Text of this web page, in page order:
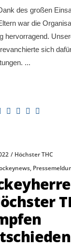
des großen
war die
hervorragend.
sich
Höchster THC
,